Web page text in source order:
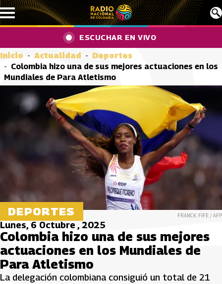
Pasar al contenido principal
ESCUCHAR EN VIVO
Inicio Actualidad
Deportes
Colombia hizo una de sus mejores actuaciones en los
Mundiales de Para Atletismo
DEPORTES FRANCK FIFE / AFP
Lunes, 6 Octubre , 2025
Colombia hizo una de sus mejores
actuaciones en los Mundiales de
Para Atletismo
La delegación colombiana consiguió un total de 21